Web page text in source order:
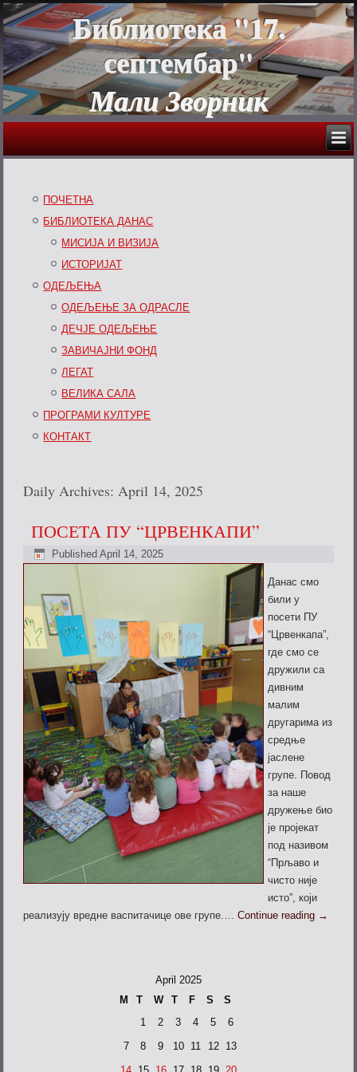
Библиотека "17.
септембар"
Мали Зворник
ПОЧЕТНА
БИБЛИОТЕКА ДАНАС
МИСИЈА И ВИЗИЈА
ИСТОРИЈАТ
ОДЕЉЕЊА
ОДЕЉЕЊЕ ЗА ОДРАСЛЕ
ДЕЧЈЕ ОДЕЉЕЊЕ
ЗАВИЧАЈНИ ФОНД
ЛЕГАТ
ВЕЛИКА САЛА
ПРОГРАМИ КУЛТУРЕ
КОНТАКТ
Daily Archives:April 14, 2025
ПОСЕТА ПУ “ЦРВЕНКАПИ”
Published April 14, 2025
Данас смо
били у
посети ПУ
“Црвенкапа”,
где смо се
дружили са
дивним
малим
другарима из
средње
јаслене
групе. Повод
за наше
дружење био
је пројекат
под називом
“Прљаво и
чисто није
исто”, који
реализују вредне васпитачице ове групе.…Continue reading →
April 2025
M
T W T F S
S
1
2 3 4 5
6
7
8 9 10 11 12
13